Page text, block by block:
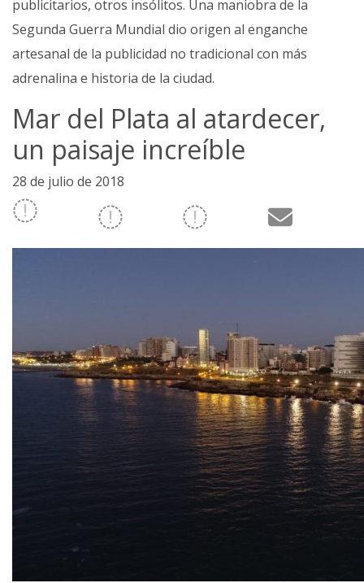
publicitarios, otros insólitos. Una maniobra de la
Segunda Guerra Mundial dio origen al enganche
artesanal de la publicidad no tradicional con más
adrenalina e historia de la ciudad.
Mar del Plata al atardecer,
un paisaje increíble
28 de julio de 2018